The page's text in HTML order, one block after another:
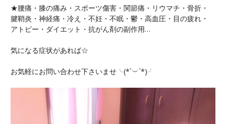
★腰痛・膝の痛み・スポーツ傷害・関節痛・リウマチ・骨折・
腱鞘炎・神経痛・冷え・不妊・不眠・鬱・高血圧・目の疲れ・
アトピー・ダイエット・抗がん剤の副作用…
気になる症状があれば☆
お気軽にお問い合わせ下さいませ╰(*´︶`*)╯